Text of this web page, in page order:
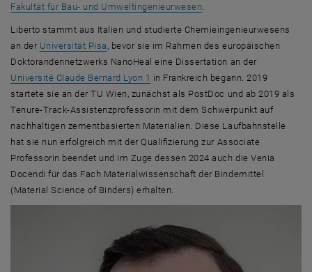
Fakultät für Bau- und Umweltingenieurwesen
Liberto stammt aus Italien und studierte Chemieingenieurwesens
an der Universität Pisa , öffnet eine externe URL in einem neuen
, bevor sie im Rahmen des europäischen
Doktorandennetzwerks NanoHeal eine Dissertation an der
Université Claude Bernard Lyon 1 , öffnet eine externe URL in einem
in Frankreich begann. 2019
startete sie an der TU Wien, zunächst als PostDoc und ab 2019 als
Tenure-Track-Assistenzprofessorin mit dem Schwerpunkt auf
nachhaltigen zementbasierten Materialien. Diese Laufbahnstelle
hat sie nun erfolgreich mit der Qualifizierung zur Associate
Professorin beendet und im Zuge dessen 2024 auch die Venia
Docendi für das Fach Materialwissenschaft der Bindemittel
(Material Science of Binders) erhalten.